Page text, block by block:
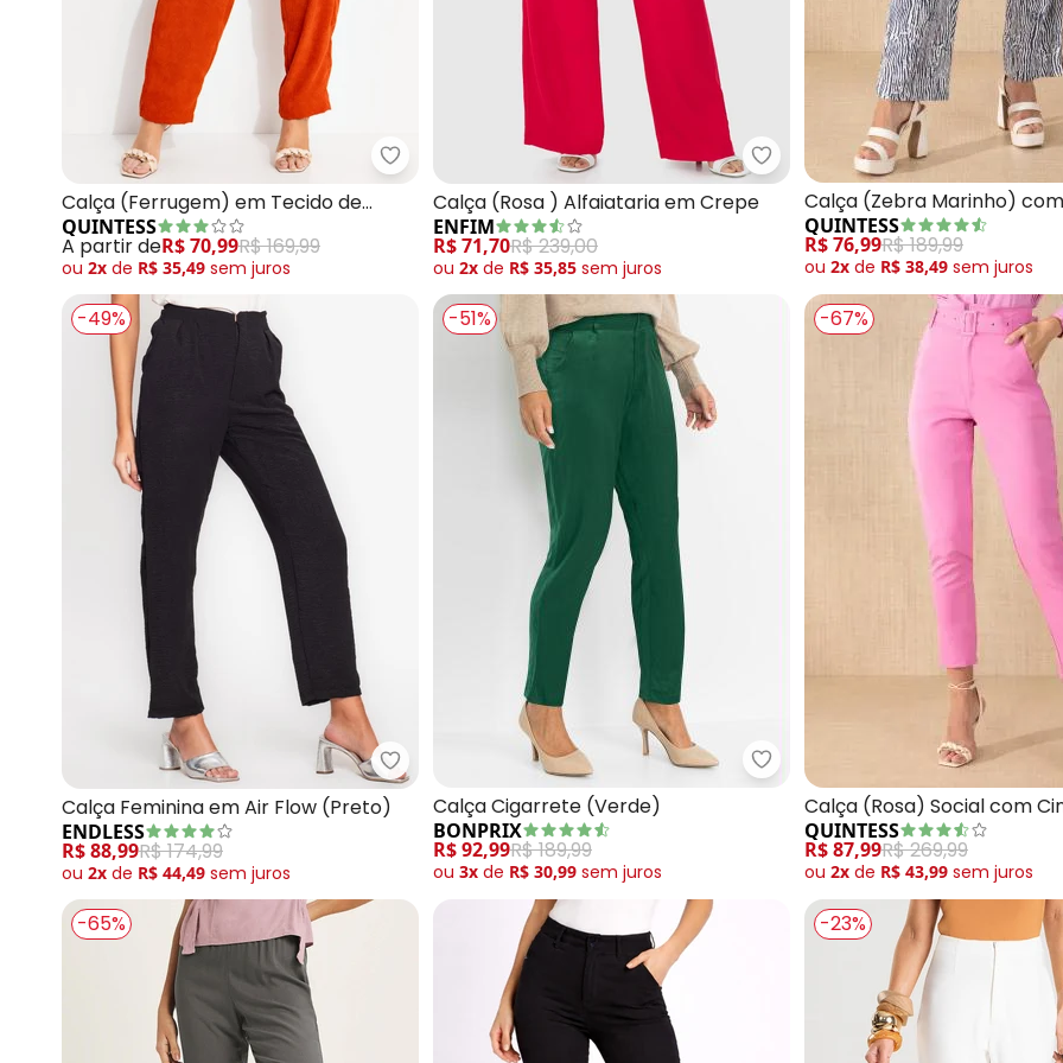
Quintess - Calça (Ferrugem) em Tecido de Cotelê
Calça (Ferrugem) em Tecido de
Cotelê
QUINTESS
A partir deR$ 70,99R$ 169,99
ou 2x de R$ 35,49 sem juros
Enfim - Calça (Rosa )
Calça (Rosa ) Alfaiataria em Crepe
ENFIM
R$ 71,70R$ 239,00
ou 2x de R$ 35,85 sem juros
Calça (Zebra Marinho)
QUINTESS
R$ 76,99R$ 189,99
ou 2x de R$ 38,49 sem juros
-49%
Endless - Calça Feminina em Air Flow (Preto)
Calça Feminina em Air Flow (Preto)
ENDLESS
R$ 88,99R$ 174,99
ou 2x de R$ 44,49 sem juros
-51%
bonprix - Calça Cigarrete
Calça Cigarrete (Verde)
BONPRIX
R$ 92,99R$ 189,99
ou 3x de R$ 30,99 sem juros
-67%
Calça (Rosa) Social com
QUINTESS
R$ 87,99R$ 269,99
ou 2x de R$ 43,99 sem juros
-65% -23%